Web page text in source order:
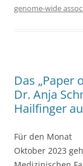
genome-wide
Das „Paper
Dr. Anja
Hailfinger
Für den Monat
Oktober 2023